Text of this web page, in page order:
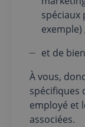
spéciaux
exemple)
et de
À vous,
spécifiques
employé et
associées.